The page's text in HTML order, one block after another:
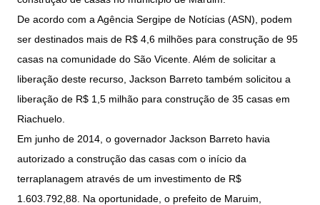
De acordo com a Agência Sergipe de Notícias (ASN), podem
ser destinados mais de R$ 4,6 milhões para construção de 95
casas na comunidade do São Vicente. Além de solicitar a
liberação deste recurso, Jackson Barreto também solicitou a
liberação de R$ 1,5 milhão para construção de 35 casas em
Riachuelo.
Em junho de 2014, o governador Jackson Barreto havia
autorizado a construção das casas com o início da
terraplanagem através de um investimento de R$
1.603.792,88. Na oportunidade, o prefeito de Maruim,